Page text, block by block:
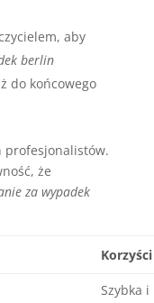
aby
berlin
do końcowego
profesjonalistów.
że
za wypadek
Korzyści
Szybka i